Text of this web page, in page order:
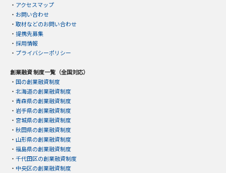
・ アクセスマップ
・ お問い合わせ
・ 取材などのお問い合わせ
・ 提携先募集
・ 採用情報
・ プライバシーポリシー
創業融資 制度一覧（全国対応）
・ 国の創業融資制度
・ 北海道の創業融資制度
・ 青森県の創業融資制度
・ 岩手県の創業融資制度
・ 宮城県の創業融資制度
・ 秋田県の創業融資制度
・ 山形県の創業融資制度
・ 福島県の創業融資制度
・ 千代田区の創業融資制度
・ 中央区の創業融資制度